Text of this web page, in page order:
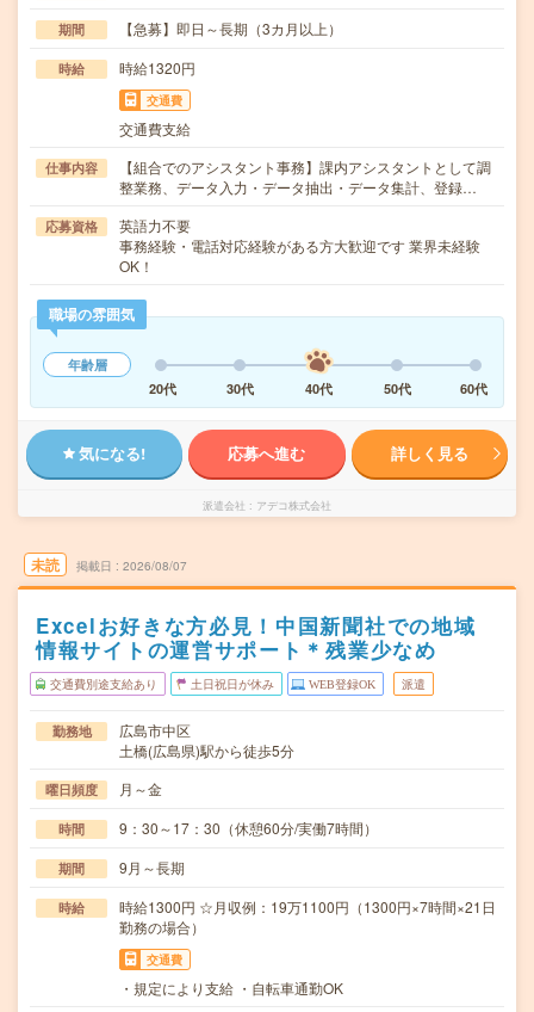
期間 【急募】即日～長期（3カ月以上）
時給 時給1320円
交通費
交通費支給
仕事内容
【組合でのアシスタント事務】課内アシスタントとして調
整業務、データ入力・データ抽出・データ集計、登録…
応募資格
英語力不要
事務経験・電話対応経験がある方大歓迎です 業界未経験
OK！
職場の雰囲気
年齢層
20代
30代 40代 50代 60代
気になる! 応募へ進む 詳しく見る
派遣会社 アデコ株式会社
未読 掲載日 2026/08/07
Excelお好きな方必見！中国新聞社での地域
情報サイトの運営サポート＊残業少なめ
交通費別途支給あり 土日祝日が休み WEB登録OK 派遣
勤務地
広島市中区
土橋(広島県)駅から徒歩5分
曜日頻度 月～金
時間 9：30～17：30（休憩60分/実働7時間）
期間 9月～長期
時給
時給1300円 ☆月収例：19万1100円（1300円×7時間×21日
勤務の場合）
交通費
・規定により支給 ・自転車通勤OK